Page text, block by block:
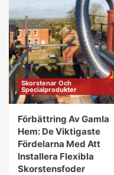
Skorstenar Och
Specialprodukter
Förbättring Av Gamla
Hem: De Viktigaste
Fördelarna Med Att
Installera Flexibla
Skorstensfoder